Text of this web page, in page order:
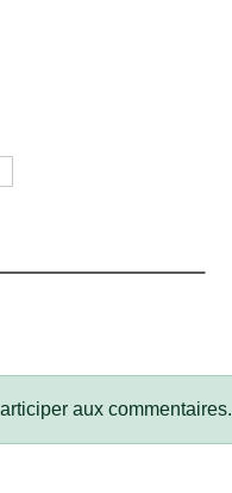
aux commentaires.